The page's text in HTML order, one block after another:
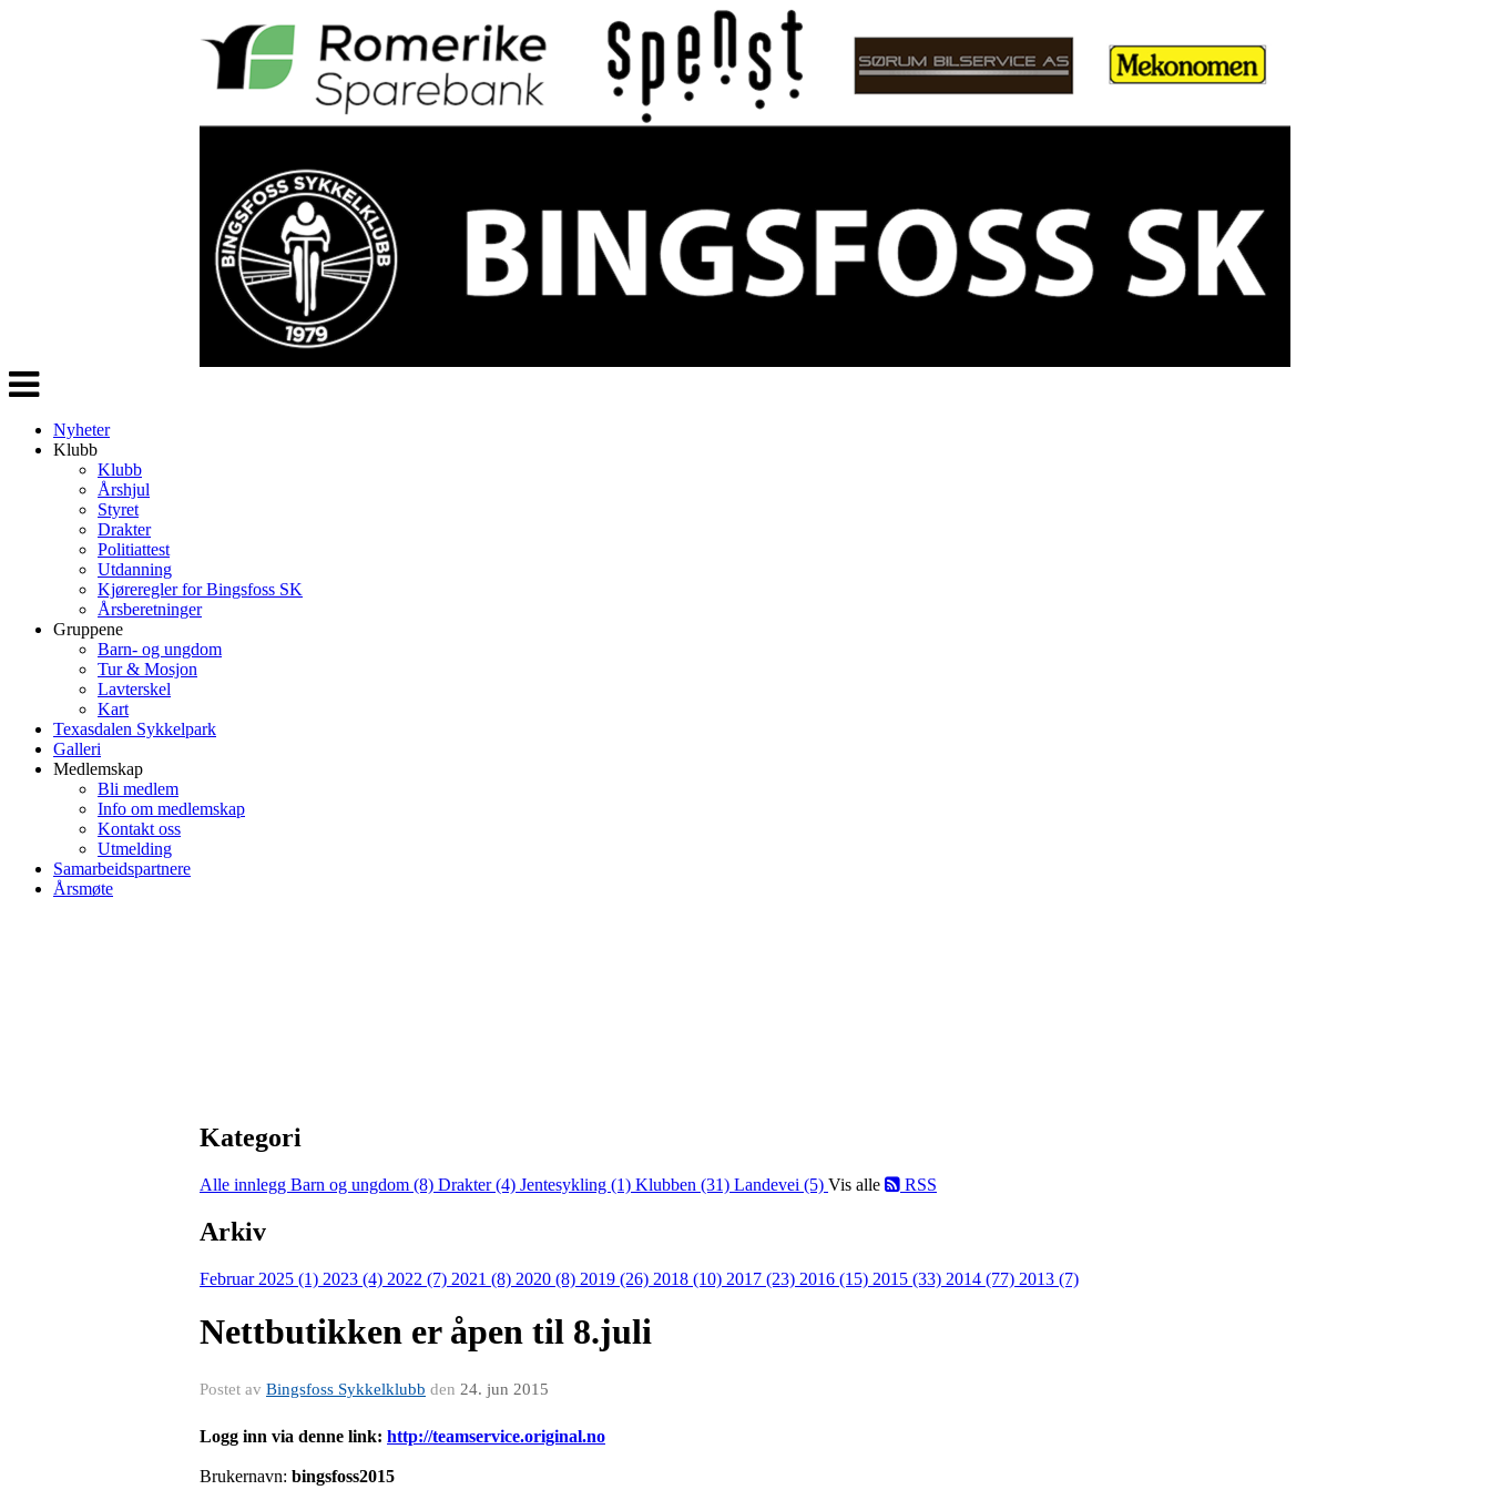
Veksle
navigasjon
Nyheter
Klubb
Klubb
Årshjul
Styret
Drakter
Politiattest
Utdanning
Kjøreregler for Bingsfoss SK
Årsberetninger
Gruppene
Barn- og ungdom
Tur & Mosjon
Lavterskel
Kart
Texasdalen Sykkelpark
Galleri
Medlemskap
Bli medlem
Info om medlemskap
Kontakt oss
Utmelding
Samarbeidspartnere
Årsmøte
Kategori
Alle innlegg Barn og ungdom (8) Drakter (4) Jentesykling (1) Klubben (31) Landevei (5) Vis alle RSS
Arkiv
Februar 2025 (1) 2023 (4) 2022 (7) 2021 (8) 2020 (8) 2019 (26) 2018 (10) 2017 (23) 2016 (15) 2015 (33) 2014 (77) 2013 (7)
Nettbutikken er åpen til 8.juli
Postet av Bingsfoss Sykkelklubb den 24. jun 2015
Logg inn via denne link: http://teamservice.original.no
Brukernavn: bingsfoss2015